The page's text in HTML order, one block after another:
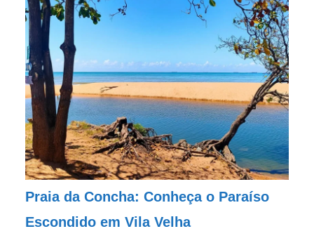
Praia da Concha: Conheça o Paraíso
Escondido em Vila Velha